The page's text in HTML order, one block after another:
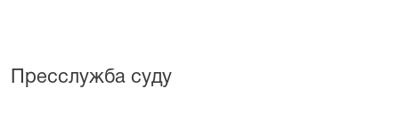
Пресслужба суду